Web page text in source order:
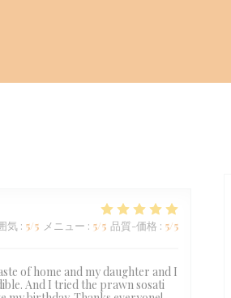
気 : 5/5 メニュー : 5/5 品質-価格 : 5/5
of home and my daughter and I
And I tried the prawn sosati